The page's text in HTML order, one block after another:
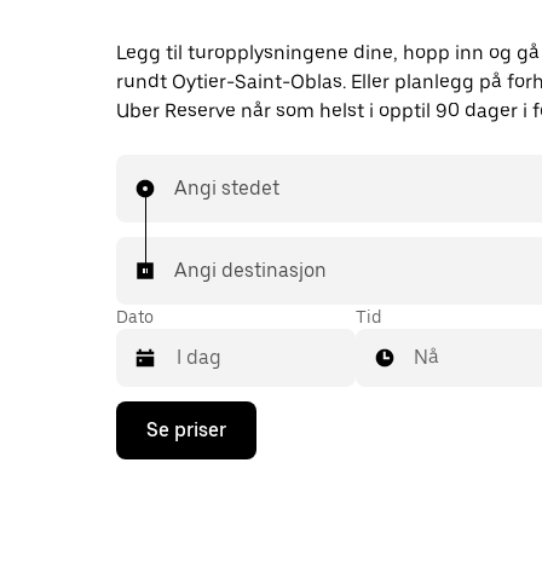
Legg til turopplysningene dine, hopp inn og
rundt Oytier-Saint-Oblas. Eller planlegg på
Uber Reserve når som helst i opptil 90 dager i
Angi stedet
Angi destinasjon
Dato
Trykk
piltast
Tid
Nå
Se priser